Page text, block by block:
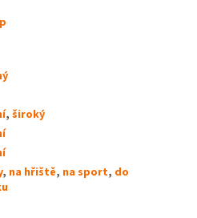
, široký
, na hřiště, na sport, do